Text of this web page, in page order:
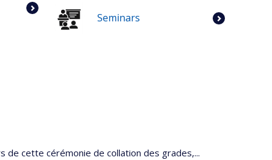
Seminars
de cette cérémonie de collation des grades,...